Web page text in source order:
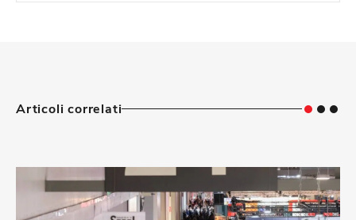
Articoli correlati